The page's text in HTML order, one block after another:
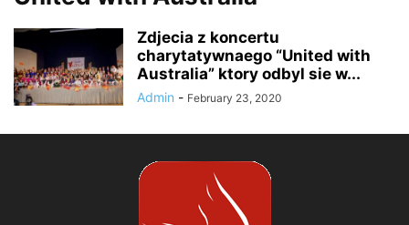
Zdjecia z koncertu
charytatywnaego “United with
Australia” ktory odbyl sie w...
Admin - February 23, 2020